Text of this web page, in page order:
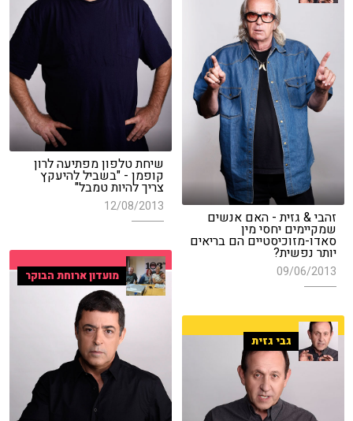
שיחת טלפון מפתיעה לרון
קופמן - "בשביל להיעקץ
צריך להיות טמבל"
12/08/2013
זהבי & גזית - האם אנשים
שמקיימים יחסי מין
סאדו-מזוכיסטיים הם בריאים
יותר נפשית?
09/06/2013 מועדון ארוחת הבוקר
גבי גזית